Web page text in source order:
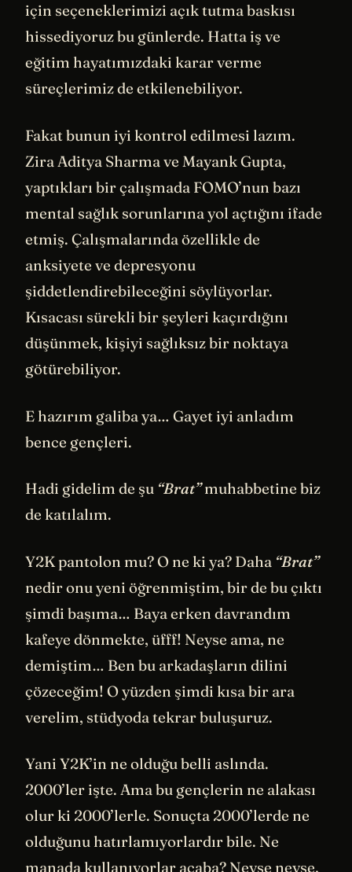
için seçeneklerimizi açık tutma baskısı
hissediyoruz bu günlerde. Hatta iş ve
eğitim hayatımızdaki karar verme
süreçlerimiz de etkilenebiliyor.
Fakat bunun iyi kontrol edilmesi lazım.
Zira Aditya Sharma ve Mayank Gupta,
yaptıkları bir çalışmada FOMO’nun bazı
mental sağlık sorunlarına yol açtığını ifade
etmiş. Çalışmalarında özellikle de
anksiyete ve depresyonu
şiddetlendirebileceğini söylüyorlar.
Kısacası sürekli bir şeyleri kaçırdığını
düşünmek, kişiyi sağlıksız bir noktaya
götürebiliyor.
E hazırım galiba ya… Gayet iyi anladım
bence gençleri.
Hadi gidelim de şu “Brat”muhabbetine biz
de katılalım.
Y2K pantolon mu? O ne ki ya? Daha “Brat”
nedir onu yeni öğrenmiştim, bir de bu çıktı
şimdi başıma… Baya erken davrandım
kafeye dönmekte, üfff! Neyse ama, ne
demiştim… Ben bu arkadaşların dilini
çözeceğim! O yüzden şimdi kısa bir ara
verelim, stüdyoda tekrar buluşuruz.
Yani Y2K’in ne olduğu belli aslında.
2000’ler işte. Ama bu gençlerin ne alakası
olur ki 2000’lerle. Sonuçta 2000’lerde ne
olduğunu hatırlamıyorlardır bile. Ne
manada kullanıyorlar acaba? Neyse neyse,